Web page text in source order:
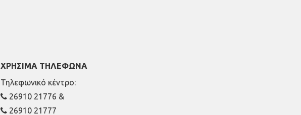
ΧΡΗΣΙΜΑ ΤΗΛΕΦΩΝΑ
Τηλεφωνικό κέντρο:
26910 21776 &
26910 21777